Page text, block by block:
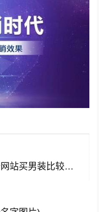
买男装最好的购物网站(哪个网站买男装比较好看)